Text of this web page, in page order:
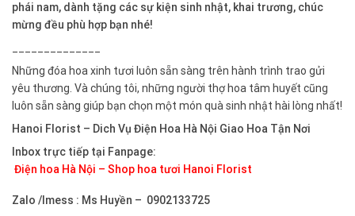
phái nam, dành tặng các sự kiện sinh nhật, khai trương, chúc
mừng đều phù hợp bạn nhé!
Những đóa hoa xinh tươi luôn sẵn sàng trên hành trình trao gửi
yêu thương. Và chúng tôi, những người thợ hoa tâm huyết cũng
luôn sẵn sàng giúp bạn chọn một món quà sinh nhật hài lòng nhất!
Hanoi Florist – Dich Vụ Điện Hoa Hà Nội Giao Hoa Tận Nơi
Inbox trực tiếp tại Fanpage:
Điện hoa Hà Nội – Shop hoa tươi Hanoi Florist
Zalo /Imess : Ms Huyền – 0902133725